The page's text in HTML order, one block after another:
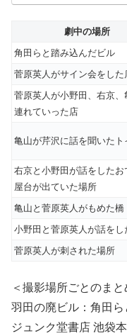
劇中の場所
角田らと踏み込んだビル
菅原英人がサイン会をした
菅原英人が小野田、右京、
連れていった店
亀山が芹沢に話を聞いたト
右京と小野田が話をしたお
屋台が出ていた場所
亀山と菅原英人がもめた橋
小野田と菅原英人が話をし
菅原英人が刺された場所
＜撮影場所ごとのまと
羽田の廃ビル：角田
ジュンク堂書店 池袋